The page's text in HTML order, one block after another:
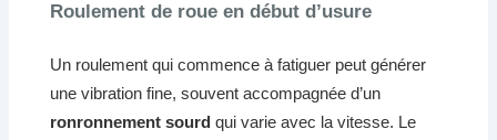
Roulement de roue en début d’usure
Un roulement qui commence à fatiguer peut générer
une vibration fine, souvent accompagnée d’un
ronronnement sourd qui varie avec la vitesse. Le